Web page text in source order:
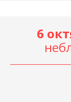
6